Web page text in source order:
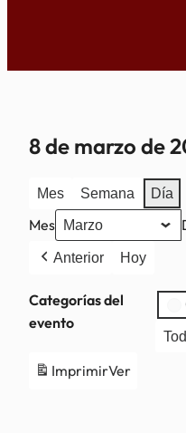
8 de marzo de
Mes Semana Día
Mes
Anterior Hoy
Categorías del
evento
ImprimirVer